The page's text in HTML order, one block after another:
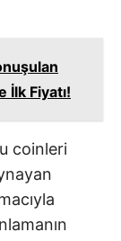
İlk Fiyatı!
coinleri